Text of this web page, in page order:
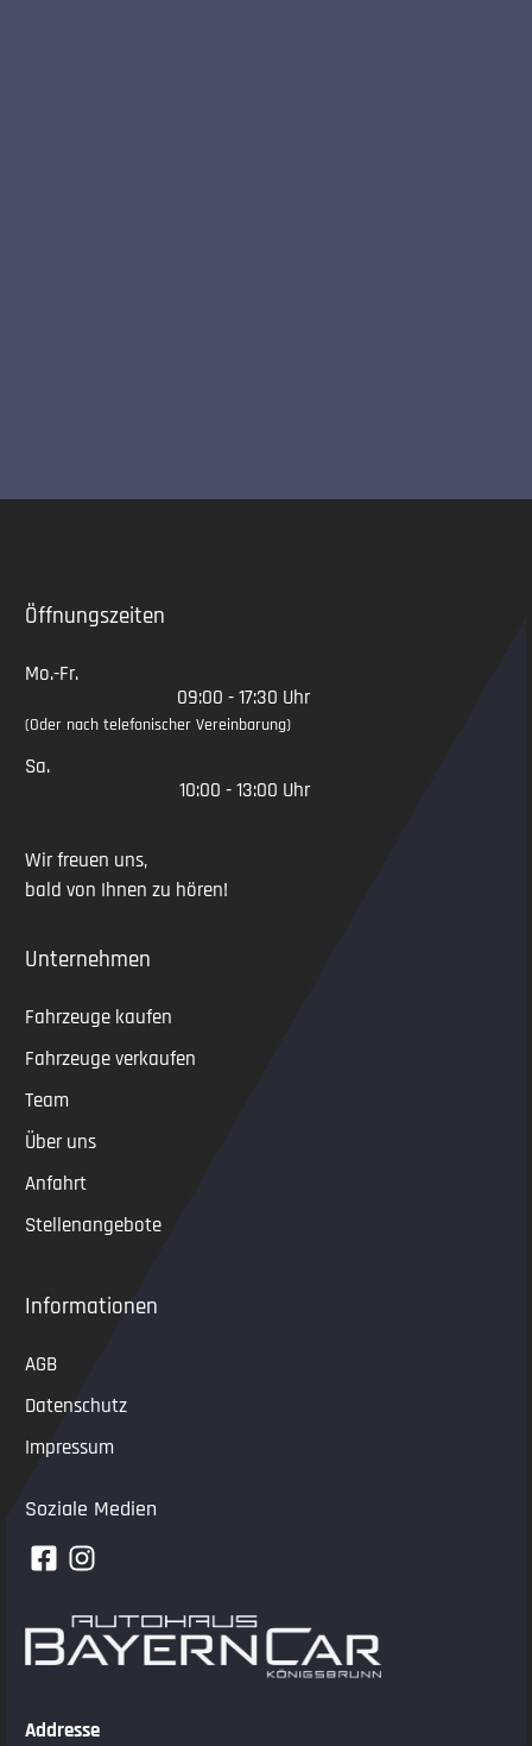
Addresse
Öffnungszeiten
Mo.-Fr.
09:00 - 17:30 Uhr
(Oder nach telefonischer Vereinbarung)
Sa.
10:00 - 13:00 Uhr
Wir freuen uns,
bald von Ihnen zu hören!
Unternehmen
Fahrzeuge kaufen
Fahrzeuge verkaufen
Team
Über uns
Anfahrt
Stellenangebote
Informationen
AGB
Datenschutz
Impressum
Soziale Medien